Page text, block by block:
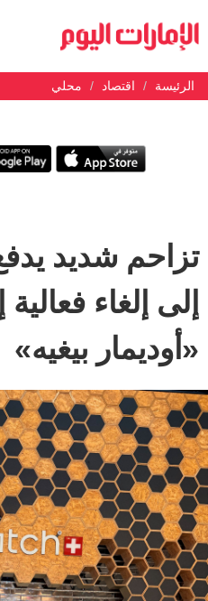
الرئيسة اقتصاد محلي
تزاحم شديد
إلى إلغاء
«أوديمار بيغيه»